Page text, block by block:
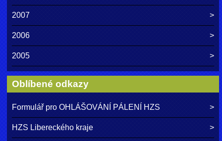
2007
2006
2005
Oblíbené odkazy
Formulář pro OHLÁŠOVÁNÍ PÁLENÍ HZS
HZS Libereckého kraje